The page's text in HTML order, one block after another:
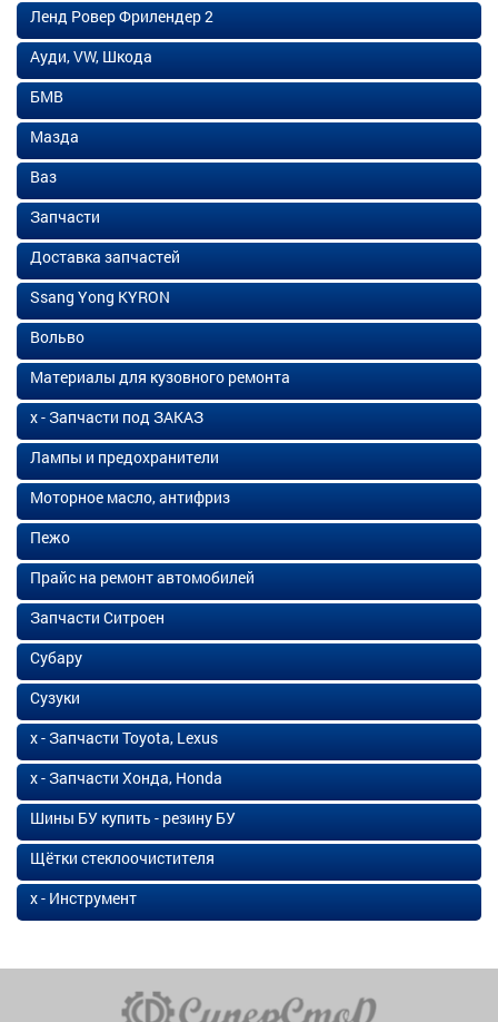
Ленд Ровер Фрилендер 2
Ауди, VW, Шкода
БМВ
Мазда
Ваз
Запчасти
Доставка запчастей
Ssang Yong KYRON
Вольво
Материалы для кузовного ремонта
х - Запчасти под ЗАКАЗ
Лампы и предохранители
Моторное масло, антифриз
Пежо
Прайс на ремонт автомобилей
Запчасти Ситроен
Субару
Сузуки
х - Запчасти Toyota, Lexus
х - Запчасти Хонда, Honda
Шины БУ купить - резину БУ
Щётки стеклоочистителя
х - Инструмент